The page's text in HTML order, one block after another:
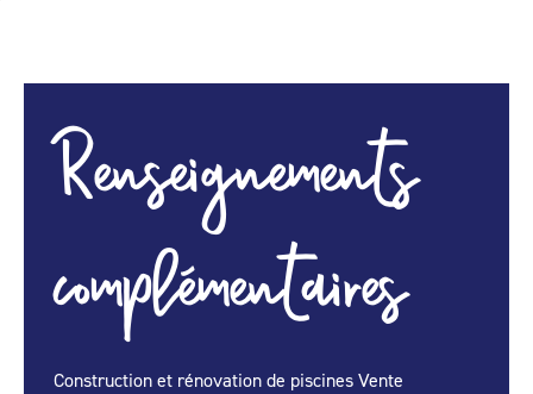
Renseignements
complémentaires
Construction et rénovation de piscines Vente